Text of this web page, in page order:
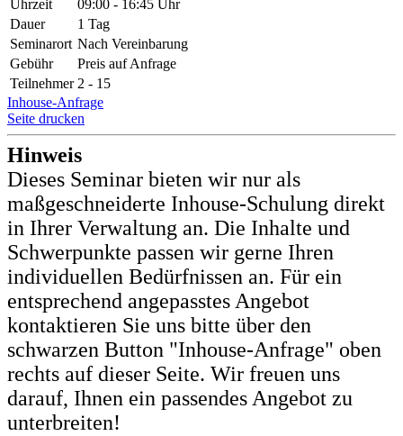
Uhrzeit
09:00 - 16:45 Uhr
Dauer
1 Tag
Seminarort Nach Vereinbarung
Gebühr
Preis auf Anfrage
Teilnehmer 2 - 15
Inhouse-Anfrage
Seite drucken
Hinweis
Dieses Seminar bieten wir nur als
maßgeschneiderte Inhouse-Schulung direkt
in Ihrer Verwaltung an. Die Inhalte und
Schwerpunkte passen wir gerne Ihren
individuellen Bedürfnissen an. Für ein
entsprechend angepasstes Angebot
kontaktieren Sie uns bitte über den
schwarzen Button "Inhouse-Anfrage" oben
rechts auf dieser Seite. Wir freuen uns
darauf, Ihnen ein passendes Angebot zu
unterbreiten!